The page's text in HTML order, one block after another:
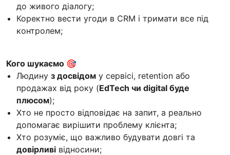
до живого діалогу;
Коректно вести угоди в CRM і тримати все під
контролем;
Кого шукаємо 🎯
Людину з досвідом у сервісі, retention або
продажах від року (EdTech чи digital буде
плюсом);
Хто не просто відповідає на запит, а реально
допомагає вирішити проблему клієнта;
Хто розуміє, що важливо будувати довгі та
довірливі відносини;